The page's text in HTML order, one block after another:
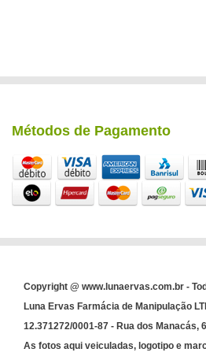
Métodos de Pagamento
Copyright @ www.lunaervas.com.br -
Luna Ervas Farmácia de Manipulação
12.371272/0001-87 - Rua dos Manacás,
As fotos aqui veiculadas, logotipo e